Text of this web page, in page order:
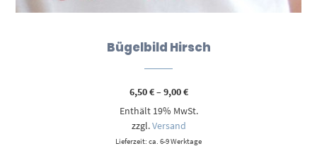
Bügelbild Hirsch
6,50€–9,00€Preisspanne:
bis
Enthält 19% MwSt.
zzgl.Versand
Lieferzeit: ca. 6-9 Werktage